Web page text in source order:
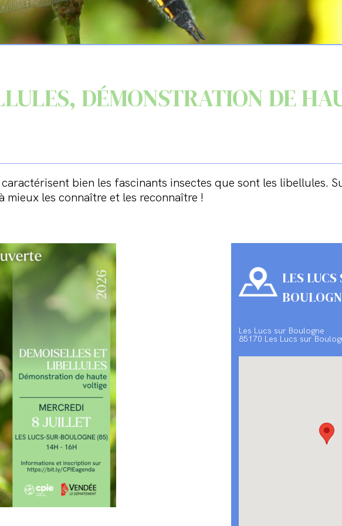
DÉMONSTRATION DE
bien les fascinants insectes que sont les libellules.
les connaître et les reconnaître !
LES LUCS
Les Lucs sur Boulogne
85170 Les Lucs sur